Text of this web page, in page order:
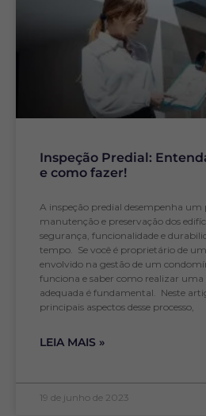
Inspeção Predial:
e como fazer!
A inspeção predial desempenha um
manutenção e preservação dos
segurança, funcionalidade e
tempo. Se você é proprietário de
envolvido na gestão de um
funciona e saber como realizar uma
adequada é fundamental. Neste
principais aspectos desse processo,
LEIA MAIS »
19 de junho de 2023